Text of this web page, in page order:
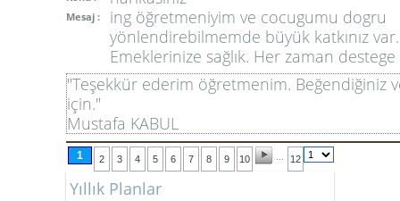
Mesaj :
ing öğretmeniyim ve cocugumu dogru
yönlendirebilmemde büyük katkınız var.
Emeklerinize sağlık. Her zaman destege
"Teşekkür ederim öğretmenim. Beğendiğiniz
için."
Mustafa KABUL
1 2 3 4 5 6 7 8 9 10 12
Yıllık Planlar